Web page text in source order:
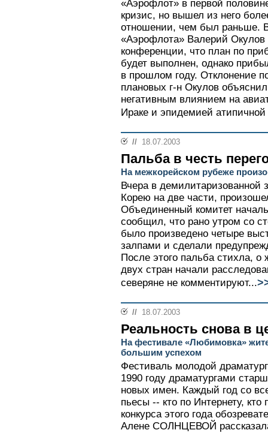
«Аэрофлот» в первой
кризис, но вышел из него
отношении, чем был раньше.
«Аэрофлота» Валерий
конференции, что план по
будет выполнен, однако
в прошлом году. Отклонение
плановых г-н Окулов
негативным влиянием на
Ираке и эпидемией
// 18.07.2003
Пальба в честь
На межкорейском рубеже
Вчера в демилитаризованной
Корею на две части,
Объединенный комитет
сообщил, что рано утром со
было произведено четыре
залпами и сделали
После этого пальба стихла,
двух стран начали
северяне не комментируют...
// 18.07.2003
Реальность снова в
На фестивале «Любимовка»
большим успехом
Фестиваль молодой
1990 году драматургами
новых имен. Каждый год со
пьесы -- кто по Интернету,
конкурса этого года
Алене СОЛНЦЕВОЙ